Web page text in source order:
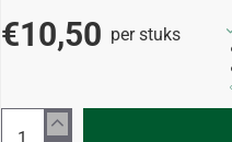
€10,50 per stuks